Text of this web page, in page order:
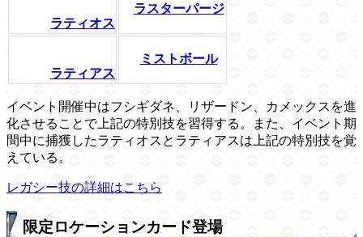
ラティオス
ラスターパージ
ラティアス
ミストボール
イベント開催中はフシギダネ、リザードン、カメックスを進
化させることで上記の特別技を習得する。また、イベント期
間中に捕獲したラティオスとラティアスは上記の特別技を覚
えている。
レガシー技の詳細はこちら
限定ロケーションカード登場